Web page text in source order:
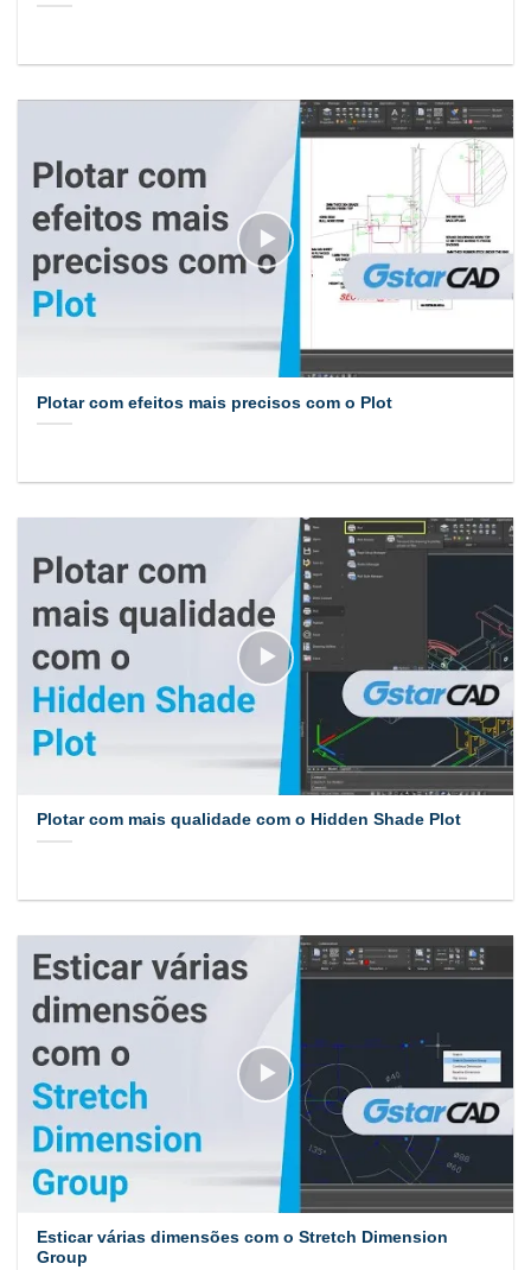
Plotar com efeitos mais precisos com o Plot
Plotar com mais qualidade com o Hidden Shade Plot
Esticar várias dimensões com o Stretch Dimension
Group